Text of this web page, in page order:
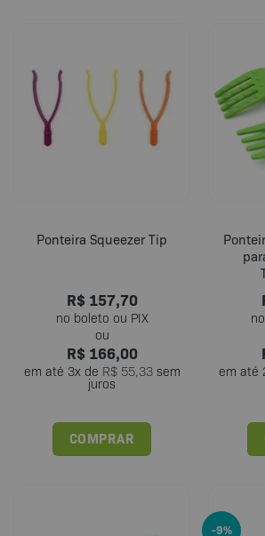
Ponteira Squeezer Tip
R$157,70
R$166,00
em até 3x de R$55,33sem
juros
COMPRAR
Este
em até
-9%